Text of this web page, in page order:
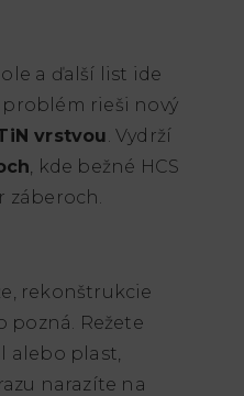
a ďalší list ide
rieši nový
vrstvou. Vydrží
, kde bežné HCS
záberoch.
rekonštrukcie
pozná. Režete
alebo plast,
narazíte na